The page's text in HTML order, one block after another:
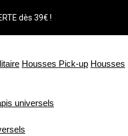
dès 39€ !
Housses Pick-up Housses
universels